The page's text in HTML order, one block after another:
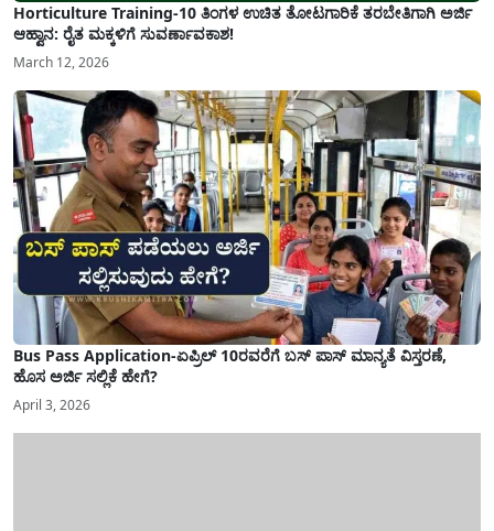
Horticulture Training-10 ತಿಂಗಳ ಉಚಿತ ತೋಟಗಾರಿಕೆ ತರಬೇತಿಗಾಗಿ ಅರ್ಜಿ
ಆಹ್ವಾನ: ರೈತ ಮಕ್ಕಳಿಗೆ ಸುವರ್ಣಾವಕಾಶ!
March 12, 2026
Bus Pass Application-ಏಪ್ರಿಲ್ 10ರವರೆಗೆ ಬಸ್ ಪಾಸ್ ಮಾನ್ಯತೆ ವಿಸ್ತರಣೆ,
ಹೊಸ ಅರ್ಜಿ ಸಲ್ಲಿಕೆ ಹೇಗೆ?
April 3, 2026